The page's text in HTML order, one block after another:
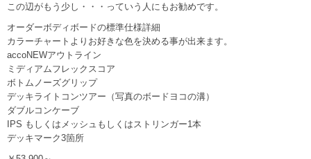
この辺がもう少し・・・っていう人にもお勧めです。
オーダーボディボードの標準仕様詳細
カラーチャートよりお好きな色を決める事が出来ます。
accoNEWアウトライン
ミディアムフレックスコア
ボトムノーズグリップ
デッキライトコンツアー（写真のボードヨコの溝）
ダブルコンケーブ
IPS もしくはメッシュもしくはストリンガー1本
デッキマーク3箇所